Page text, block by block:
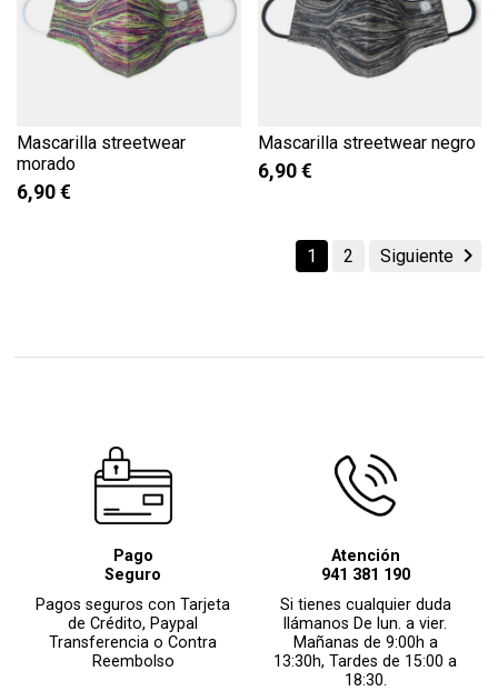
Mascarilla streetwear
morado
6,90 €
Mascarilla streetwear negro
6,90 €
1 2 Siguiente 
Pago
Seguro
Pagos seguros con Tarjeta
de Crédito, Paypal
Transferencia o Contra
Reembolso
Atención
941 381 190
Si tienes cualquier duda
llámanos De lun. a vier.
Mañanas de 9:00h a
13:30h, Tardes de 15:00 a
18:30.